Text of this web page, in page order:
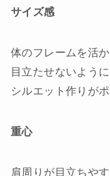
サイズ感
体のフレームを活
目立たせないよう
シルエット作りがポ
重心
肩周りが目立ちや